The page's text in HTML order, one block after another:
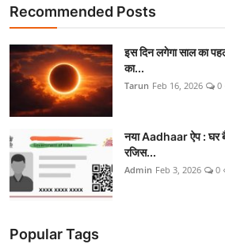
Recommended Posts
इस दिन लगेगा साल का
का...
Tarun Feb 16, 2026 0
नया Aadhaar ऐप : घर
रजिस...
Admin Feb 3, 2026 0
Popular Tags